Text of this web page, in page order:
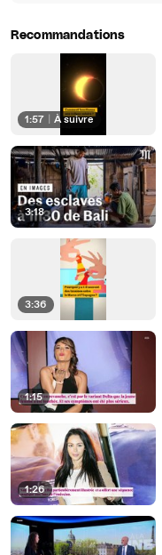
Recommandations
1:57 À suivre
3:18
3:36
1:15
1:26